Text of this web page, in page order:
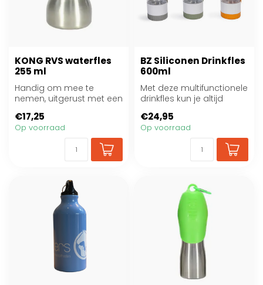
KONG RVS waterfles
255 ml
Handig om mee te
nemen, uitgerust met een
voor zowel gr...
€17,25
Op voorraad
BZ Siliconen Drinkfles
600ml
Met deze multifunctionele
drinkfles kun je altijd
meenemen voo...
€24,95
Op voorraad